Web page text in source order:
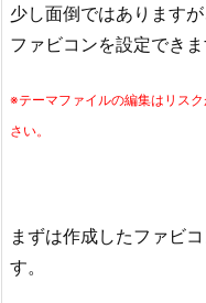
少し面倒ではあります
ファビコンを設定できま
※テーマファイルの編集はリス
さい。
まずは作成したファビ
す。